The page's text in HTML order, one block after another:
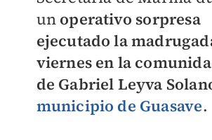
un operativo sorpresa
ejecutado la
viernes en la
de Gabriel Leyva
municipio de Guasave.